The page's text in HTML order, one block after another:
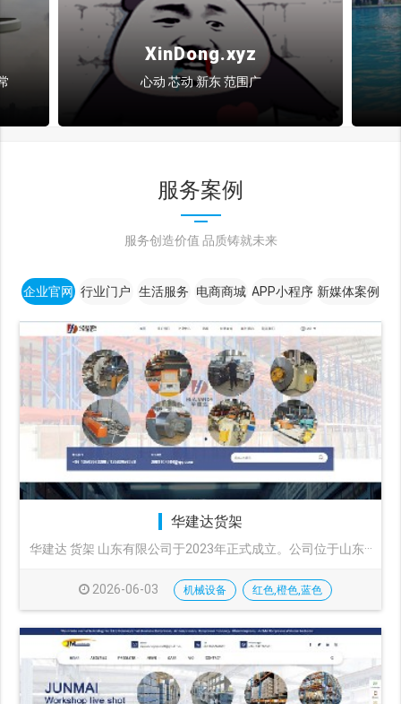
XinDong.xyz
心动 芯动 新东 范围广
服务案例
服务创造价值 品质铸就未来
企业官网 行业门户 生活服务 电商商城 APP小程序 新媒体案例
华建达货架
华建达 货架 山东有限公司于2023年正式成立。公司位于山东···
2026-06-03 机械设备 红色,橙色,蓝色